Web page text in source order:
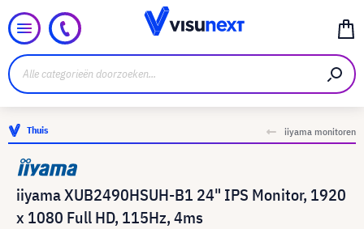
Thuis iiyama monitoren
iiyama XUB2490HSUH-B1 24" IPS Monitor, 1920
x 1080 Full HD, 115Hz, 4ms